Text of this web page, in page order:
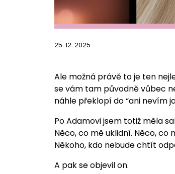
25. 12. 2025
Ale možná právě to je ten
se vám tam původně vůbec
náhle překlopí do “ani nevím
Po Adamovi jsem totiž měla
Něco, co mě uklidní. Něco,
Někoho, kdo nebude chtít
A pak se objevil on.